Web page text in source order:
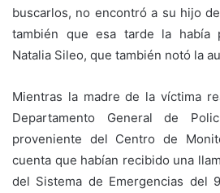
buscarlos, no encontró a su hijo
también que esa tarde la había
Natalia Sileo, que también notó la
Mientras la madre de la víctima
Departamento General de
proveniente del Centro de
cuenta que habían recibido una
del Sistema de Emergencias del